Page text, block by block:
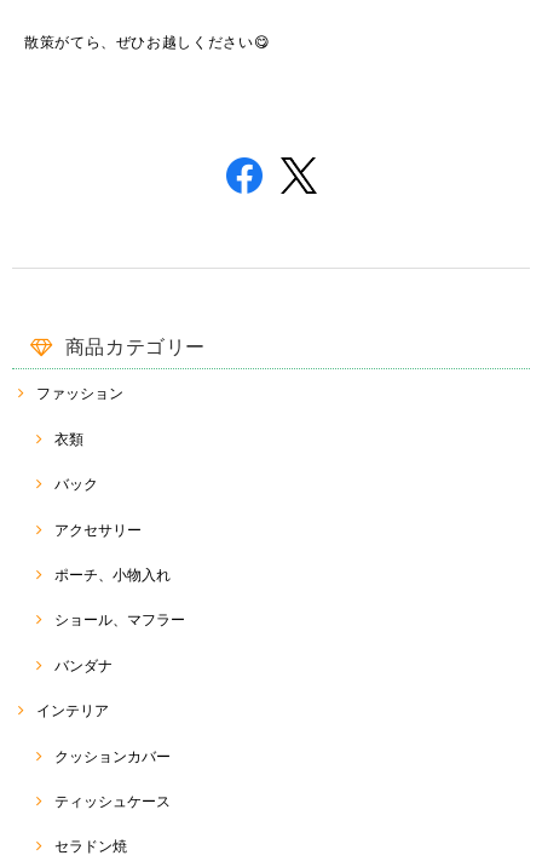
散策がてら、ぜひお越しください😋
商品カテゴリー
ファッション
衣類
バック
アクセサリー
ポーチ、小物入れ
ショール、マフラー
バンダナ
インテリア
クッションカバー
ティッシュケース
セラドン焼